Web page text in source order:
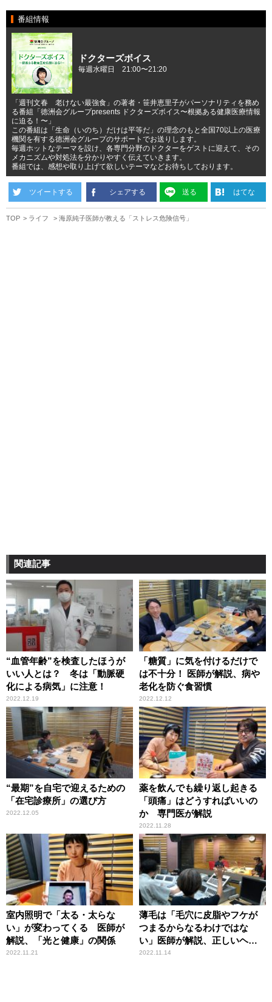
番組情報
ドクターズボイス
毎週水曜日 21:00〜21:20
「週刊文春 老けない最強食」の著者・笹井恵里子がパーソナリティを務め
る番組「徳洲会グループpresents ドクターズボイス〜根拠ある健康医療情報
に迫る！〜」
この番組は「生命（いのち）だけは平等だ」の理念のもと全国70以上の医療
機関を有する徳洲会グループのサポートでお送りします。
毎週ホットなテーマを設け、各専門分野のドクターをゲストに迎えて、その
メカニズムや対処法を分かりやすく伝えていきます。
番組では、感想や取り上げて欲しいテーマなどお待ちしております。
ツイートする シェアする 送る はてな
TOP ライフ 海原純子医師が教える「ストレス危険信号」
関連記事
“血管年齢”を検査したほうが
いい人とは？ 冬は「動脈硬
化による病気」に注意！
2022.12.19
「糖質」に気を付けるだけで
は不十分！ 医師が解説、病や
老化を防ぐ食習慣
2022.12.12
“最期”を自宅で迎えるための
「在宅診療所」の選び方
2022.12.05
薬を飲んでも繰り返し起きる
「頭痛」はどうすればいいの
か 専門医が解説
2022.11.28
室内照明で「太る・太らな
い」が変わってくる 医師が
解説、「光と健康」の関係
2022.11.21
薄毛は「毛穴に皮脂やフケが
つまるからなるわけではな
い」医師が解説、正しいヘア
ケア
2022.11.14